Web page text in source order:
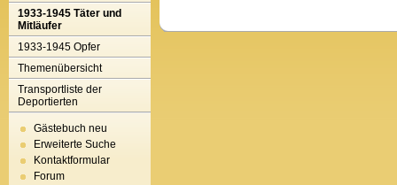
1933-1945 Täter und
Mitläufer
1933-1945 Opfer
Themenübersicht
Transportliste der
Deportierten
Gästebuch neu
Erweiterte Suche
Kontaktformular
Forum